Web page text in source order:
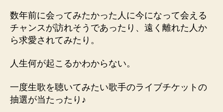
数年前に会ってみたかった人に今になって会える
チャンスが訪れそうであったり、遠く離れた人か
ら求愛されてみたり。
人生何が起こるかわからない。
一度生歌を聴いてみたい歌手のライブチケットの
抽選が当たったり♪